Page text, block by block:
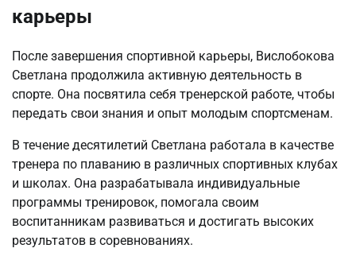
карьеры
После завершения спортивной карьеры, Вислобокова
Светлана продолжила активную деятельность в
спорте. Она посвятила себя тренерской работе, чтобы
передать свои знания и опыт молодым спортсменам.
В течение десятилетий Светлана работала в качестве
тренера по плаванию в различных спортивных клубах
и школах. Она разрабатывала индивидуальные
программы тренировок, помогала своим
воспитанникам развиваться и достигать высоких
результатов в соревнованиях.